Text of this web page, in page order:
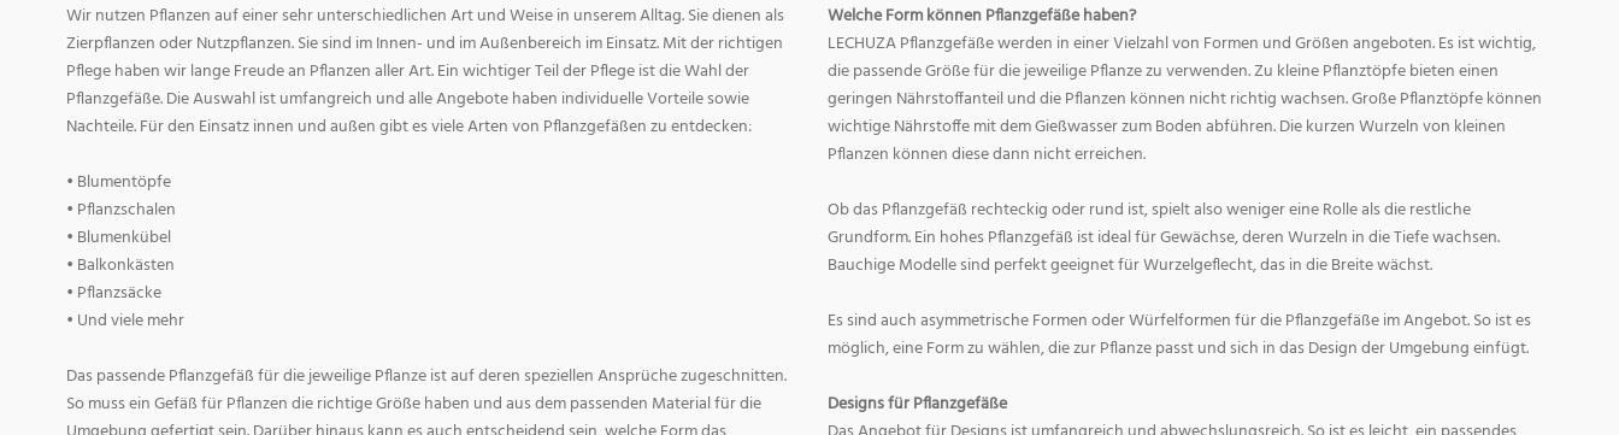
Wir nutzen Pflanzen auf einer sehr unterschiedlichen Art und Weise in unserem Alltag. Sie dienen als
Zierpflanzen oder Nutzpflanzen. Sie sind im Innen- und im Außenbereich im Einsatz. Mit der richtigen
Pflege haben wir lange Freude an Pflanzen aller Art. Ein wichtiger Teil der Pflege ist die Wahl der
Pflanzgefäße. Die Auswahl ist umfangreich und alle Angebote haben individuelle Vorteile sowie
Nachteile. Für den Einsatz innen und außen gibt es viele Arten von Pflanzgefäßen zu entdecken:
• Blumentöpfe
• Pflanzschalen
• Blumenkübel
• Balkonkästen
• Pflanzsäcke
• Und viele mehr
Das passende Pflanzgefäß für die jeweilige Pflanze ist auf deren speziellen Ansprüche zugeschnitten.
So muss ein Gefäß für Pflanzen die richtige Größe haben und aus dem passenden Material für die
Welche Form können Pflanzgefäße haben?
LECHUZA Pflanzgefäße werden in einer Vielzahl von Formen und Größen angeboten. Es ist wichtig,
die passende Größe für die jeweilige Pflanze zu verwenden. Zu kleine Pflanztöpfe bieten einen
geringen Nährstoffanteil und die Pflanzen können nicht richtig wachsen. Große Pflanztöpfe können
wichtige Nährstoffe mit dem Gießwasser zum Boden abführen. Die kurzen Wurzeln von kleinen
Pflanzen können diese dann nicht erreichen.
Ob das Pflanzgefäß rechteckig oder rund ist, spielt also weniger eine Rolle als die restliche
Grundform. Ein hohes Pflanzgefäß ist ideal für Gewächse, deren Wurzeln in die Tiefe wachsen.
Bauchige Modelle sind perfekt geeignet für Wurzelgeflecht, das in die Breite wächst.
Es sind auch asymmetrische Formen oder Würfelformen für die Pflanzgefäße im Angebot. So ist es
möglich, eine Form zu wählen, die zur Pflanze passt und sich in das Design der Umgebung einfügt.
Designs für Pflanzgefäße